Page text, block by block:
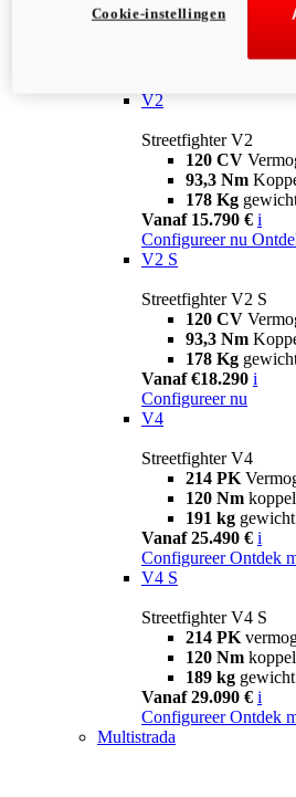
V2
Streetfighter V2
120 CV
93,3 Nm
178 Kg
Vanaf 15.790 € i
Configureer nu
V2 S
Streetfighter V2 S
120 CV
93,3 Nm
178 Kg
Vanaf €18.290 i
Configureer nu
V4
Streetfighter V4
214 PK
120 Nm koppel
191 kg gewicht
Vanaf 25.490 € i
Configureer Ontdek
V4 S
Streetfighter V4 S
214 PK
120 Nm koppel
189 kg gewicht
Vanaf 29.090 € i
Configureer Ontdek
Multistrada
Cookie-instellingen